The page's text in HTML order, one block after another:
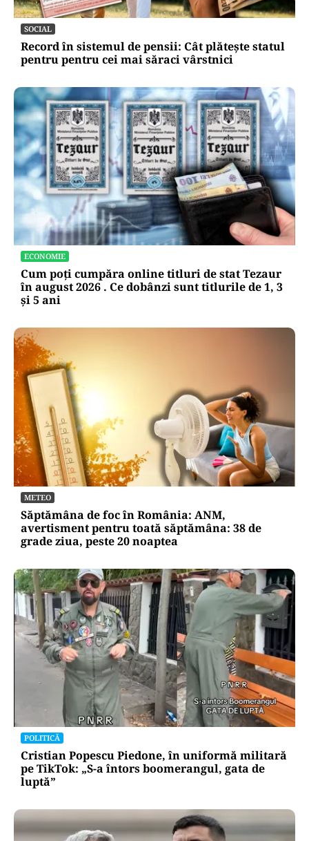
SOCIAL
Record în sistemul de pensii: Cât plătește statul
pentru pentru cei mai săraci vârstnici
ECONOMIE
Cum poți cumpăra online titluri de stat Tezaur
în august 2026 . Ce dobânzi sunt titlurile de 1, 3
și 5 ani
METEO
Săptămâna de foc în România: ANM,
avertisment pentru toată săptămâna: 38 de
grade ziua, peste 20 noaptea
POLITICĂ
Cristian Popescu Piedone, în uniformă militară
pe TikTok: „S-a întors boomerangul, gata de
luptă”